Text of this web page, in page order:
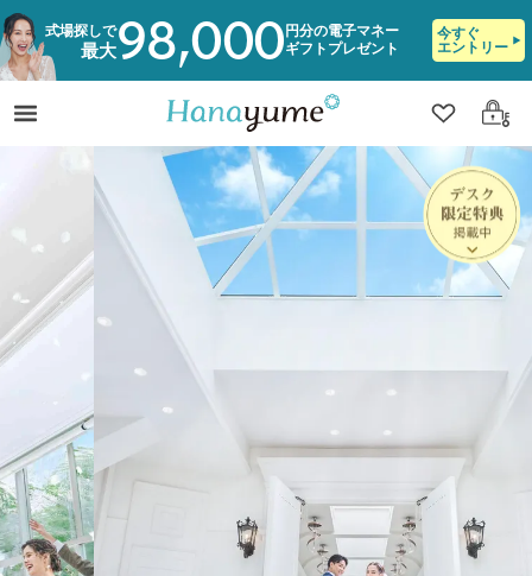
式場探しで
最大98,000 円分の電子マネー
ギフトプレゼント
今すぐ
エントリー
クリップ
ログ